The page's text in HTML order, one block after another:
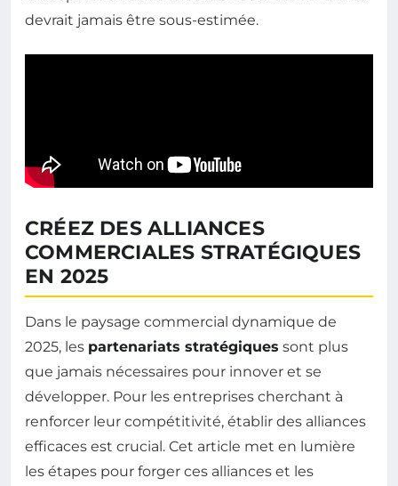
devrait jamais être sous-estimée.
CRÉEZ DES ALLIANCES
COMMERCIALES STRATÉGIQUES
EN 2025
Dans le paysage commercial dynamique de
2025, les partenariats stratégiques sont plus
que jamais nécessaires pour innover et se
développer. Pour les entreprises cherchant à
renforcer leur compétitivité, établir des alliances
efficaces est crucial. Cet article met en lumière
les étapes pour forger ces alliances et les